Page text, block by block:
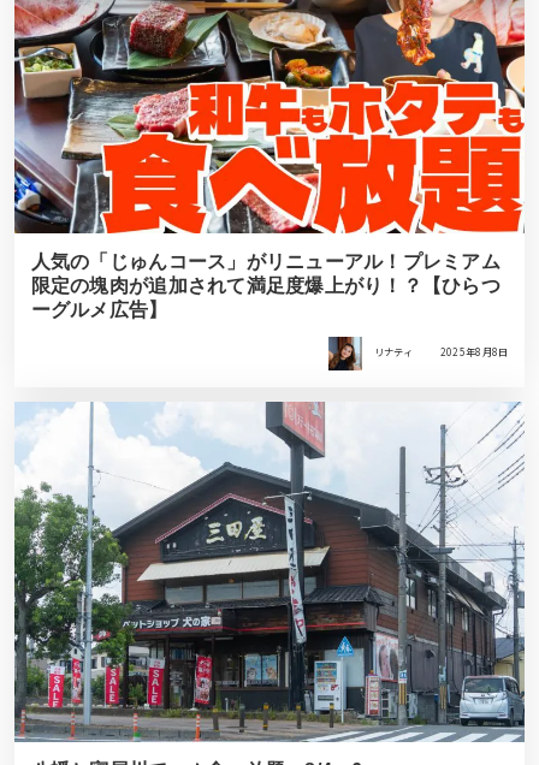
人気の「じゅんコース」がリニューアル！プレミアム
限定の塊肉が追加されて満足度爆上がり！？【ひらつ
ーグルメ広告】
リナティ 2025年8月8日